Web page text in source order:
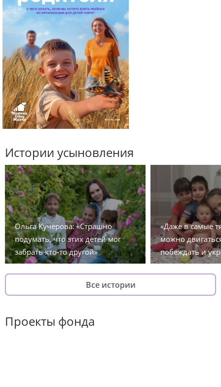
Истории усыновления
Ольга Кучерова: «Страшно
подумать, что этих детей мог
забрать кто-то другой»
«Даже в самые
можно
побеждать и
Все истории
Проекты фонда